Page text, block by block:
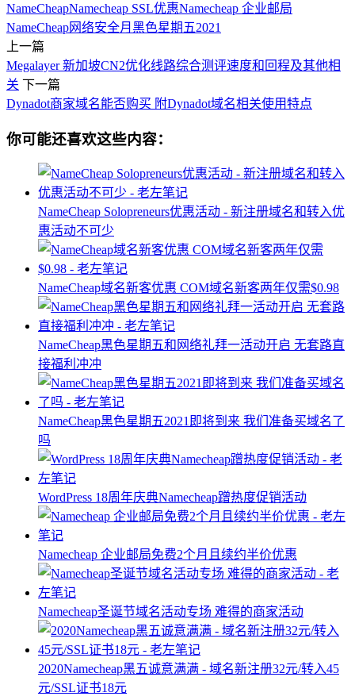
NameCheapNamecheap SSL优惠Namecheap 企业邮局
NameCheap网络安全月 黑色星期五2021
上一篇
Megalayer 新加坡CN2优化线路综合测评速度和回程及其他相
关 下一篇
Dynadot商家域名能否购买 附Dynadot域名相关使用特点
你可能还喜欢这些内容：
NameCheap Solopreneurs优惠活动 - 新注册域名和转入优
惠活动不可少
NameCheap域名新客优惠 COM域名新客两年仅需$0.98
NameCheap黑色星期五和网络礼拜一活动开启 无套路直
接福利冲冲
NameCheap黑色星期五2021即将到来 我们准备买域名了
吗
WordPress 18周年庆典Namecheap蹭热度促销活动
Namecheap 企业邮局免费2个月且续约半价优惠
Namecheap圣诞节域名活动专场 难得的商家活动
2020Namecheap黑五诚意满满 - 域名新注册32元/转入45
元/SSL证书18元